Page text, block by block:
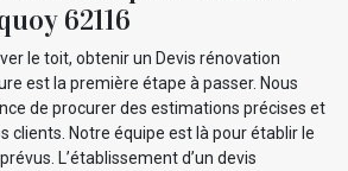
62116
le toit, obtenir un Devis rénovation
est la première étape à passer. Nous
de procurer des estimations précises et
clients. Notre équipe est là pour établir le
L’établissement d’un devis